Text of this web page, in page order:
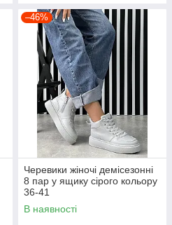
–46%
Черевики жіночі демісезонні
8 пар у ящику сірого кольору
36-41
В наявності